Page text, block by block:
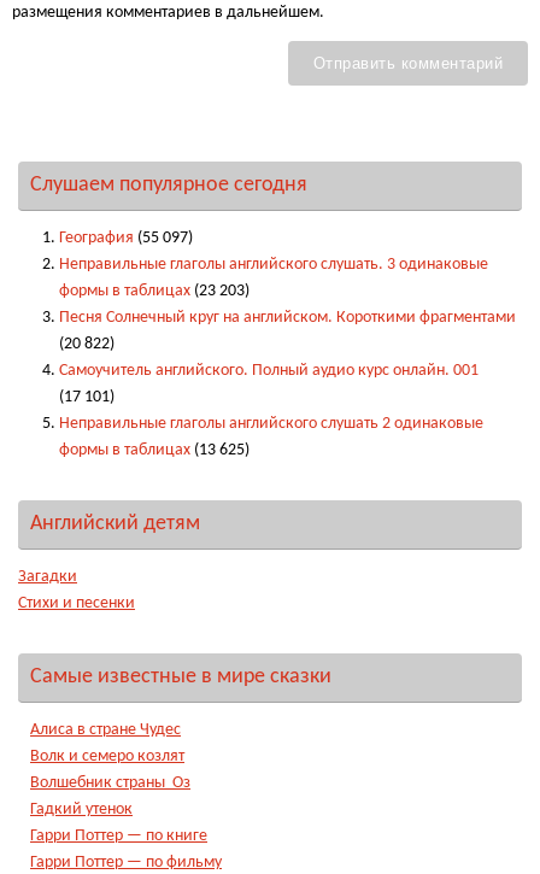
размещения комментариев в дальнейшем.
Слушаем популярное сегодня
География (55 097)
Неправильные глаголы английского слушать. 3 одинаковые
формы в таблицах (23 203)
Песня Солнечный круг на английском. Короткими фрагментами
(20 822)
Самоучитель английского. Полный аудио курс онлайн. 001
(17 101)
Неправильные глаголы английского слушать 2 одинаковые
формы в таблицах (13 625)
Английский детям
Загадки
Стихи и песенки
Самые известные в мире сказки
Алиса в стране Чудес
Волк и семеро козлят
Волшебник страны Оз
Гадкий утенок
Гарри Поттер — по книге
Гарри Поттер — по фильму